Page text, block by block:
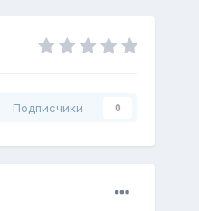
Подписчики 0